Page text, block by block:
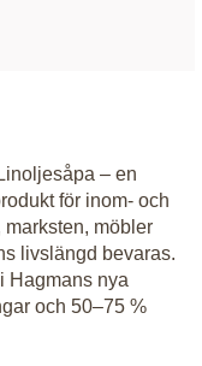
– en
för inom- och
marksten, möbler
livslängd bevaras.
Hagmans nya
och 50–75 %